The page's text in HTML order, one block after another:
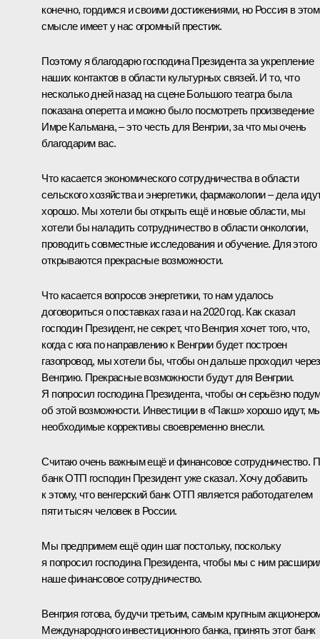
конечно, гордимся и своими достижениями, но Россия в этом
смысле имеет у нас огромный престиж.
Поэтому я благодарю господина Президента за укрепление
наших контактов в области культурных связей. И то, что
несколько дней назад на сцене Большого театра была
показана оперетта и можно было посмотреть произведение
Имре Кальмана, – это честь для Венгрии, за что мы очень
благодарим вас.
Что касается экономического сотрудничества в области
сельского хозяйства и энергетики, фармакологии – дела
хорошо. Мы хотели бы открыть ещё и новые области, мы
хотели бы наладить сотрудничество в области онкологии,
проводить совместные исследования и обучение. Для этого
открываются прекрасные возможности.
Что касается вопросов энергетики, то нам удалось
договориться о поставках газа и на 2020 год. Как сказал
господин Президент, не секрет, что Венгрия хочет того, что,
когда с юга по направлению к Венгрии будет построен
газопровод, мы хотели бы, чтобы он дальше проходил через
Венгрию. Прекрасные возможности будут для Венгрии.
Я попросил господина Президента, чтобы он серьёзно
об этой возможности. Инвестиции в «Пакш» хорошо идут,
необходимые коррективы своевременно внесли.
Считаю очень важным ещё и финансовое сотрудничество.
банк ОТП господин Президент уже сказал. Хочу добавить
к этому, что венгерский банк ОТП является работодателем
пяти тысяч человек в России.
Мы предпримем ещё один шаг постольку, поскольку
я попросил господина Президента, чтобы мы с ним
наше финансовое сотрудничество.
Венгрия готова, будучи третьим, самым крупным
Международного инвестиционного банка, принять этот банк